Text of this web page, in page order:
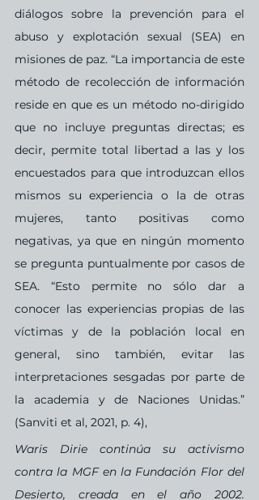
diálogos sobre la prevención para el
abuso y explotación sexual (SEA) en
misiones de paz. “La importancia de este
método de recolección de información
reside en que es un método no-dirigido
que no incluye preguntas directas; es
decir, permite total libertad a las y los
encuestados para que introduzcan ellos
mismos su experiencia o la de otras
mujeres, tanto positivas como
negativas, ya que en ningún momento
se pregunta puntualmente por casos de
SEA. “Esto permite no sólo dar a
conocer las experiencias propias de las
víctimas y de la población local en
general, sino también, evitar las
interpretaciones sesgadas por parte de
la academia y de Naciones Unidas.”
(Sanviti et al, 2021, p. 4),
Waris Dirie continúa su activismo
contra la MGF en la Fundación Flor del
Desierto, creada en el año 2002.